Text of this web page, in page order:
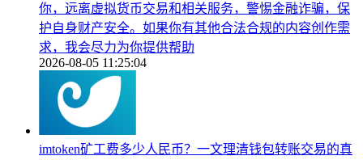
你，远离虚拟货币交易和相关服务，警惕金融诈骗，保
护自身财产安全。如果你有其他合法合规的内容创作需
求，我会尽力为你提供帮助
2026-08-05 11:25:04
imtoken矿工费多少人民币？一文理清钱包转账交易的真